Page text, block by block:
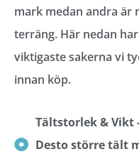
mark medan andra är
terräng. Här nedan
viktigaste sakerna vi
innan köp.
Tältstorlek & Vikt
Desto större tält